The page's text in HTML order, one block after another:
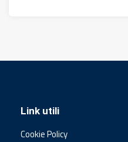
Link utili
Cookie Policy